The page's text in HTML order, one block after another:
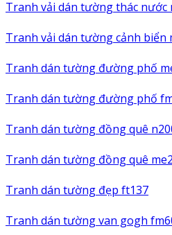
Tranh vải dán tường thác nước
Tranh vải dán tường cảnh biển
Tranh dán tường đường phố
Tranh dán tường đường phố
Tranh dán tường đồng quê
Tranh dán tường đồng quê
Tranh dán tường đẹp ft137
Tranh dán tường van gogh